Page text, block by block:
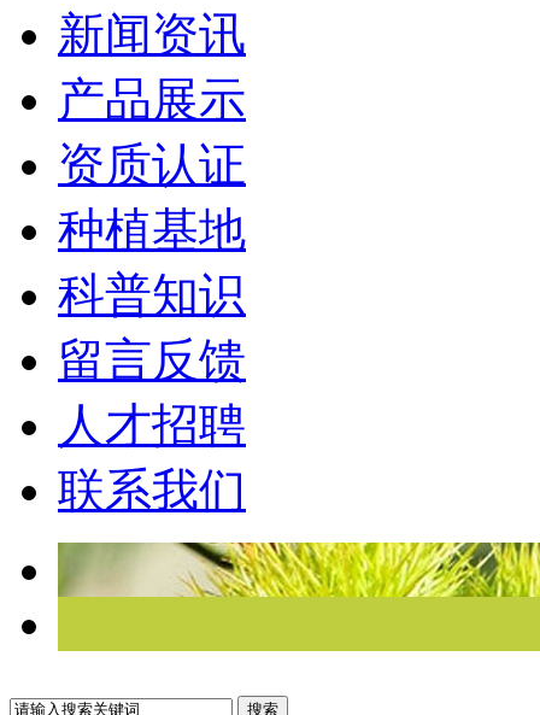
新闻资讯
产品展示
资质认证
种植基地
科普知识
留言反馈
人才招聘
联系我们